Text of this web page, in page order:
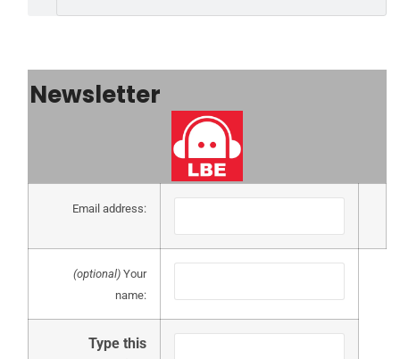
Newsletter
Email address:
(optional) Your
name:
Type this